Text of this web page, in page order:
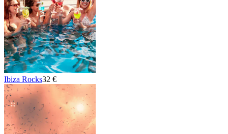
Ibiza Rocks32 €